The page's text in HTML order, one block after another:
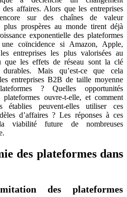
affaires. Alors que les entreprises
encore sur des chaînes de valeur
plus prospères au monde tirent déjà
exponentielle des plateformes
coïncidence si Amazon, Apple,
entreprises les plus valorisées au
que les effets de réseau sont la clé
durables. Mais qu’est-ce que cela
entreprises B2B de taille moyenne
? Quelles opportunités
plateformes ouvre-t-elle, et comment
établies peuvent-elles utiliser ces
d’affaires ? Les réponses à ces
viabilité future de nombreuses
des plateformes dans
des plateformes